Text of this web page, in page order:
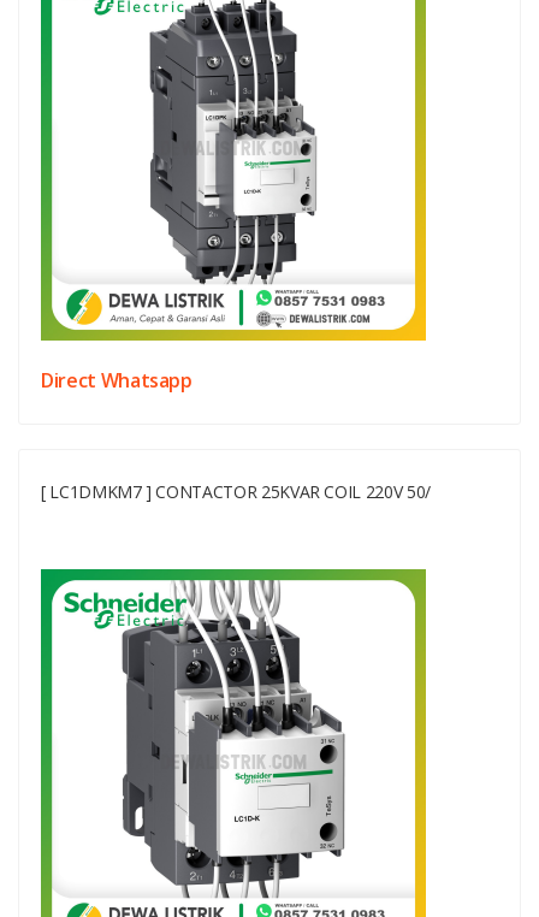
Direct Whatsapp
[ LC1DMKM7 ] CONTACTOR 25KVAR COIL 220V 50/